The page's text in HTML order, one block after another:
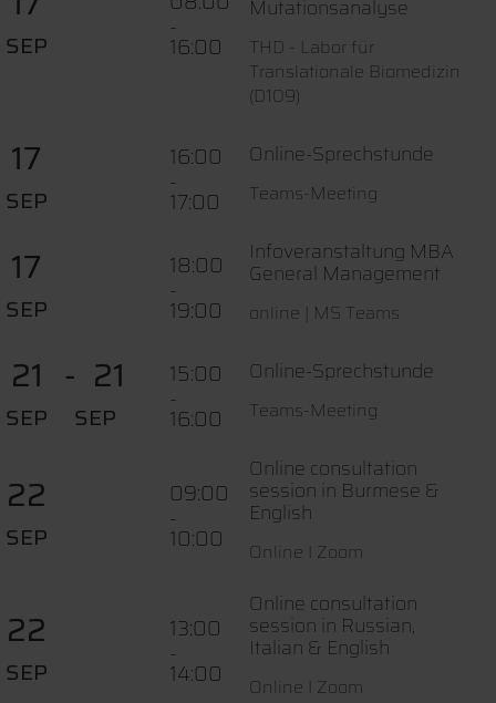
SEP
-
16:00
Mutationsanalyse
THD - Labor für
Translationale Biomedizin
(D109)
17
SEP
16:00
-
17:00
Online-Sprechstunde
Teams-Meeting
17
SEP
18:00
-
19:00
Infoveranstaltung MBA
General Management
online | MS Teams
21
SEP
21
SEP
15:00
-
16:00
Online-Sprechstunde
Teams-Meeting
22
SEP
09:00
-
10:00
Online consultation
session in Burmese &
English
Online I Zoom
22
SEP
13:00
-
14:00
Online consultation
session in Russian,
Italian & English
Online I Zoom